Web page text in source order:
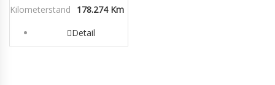
Kilometerstand
178.274 Km
Detail